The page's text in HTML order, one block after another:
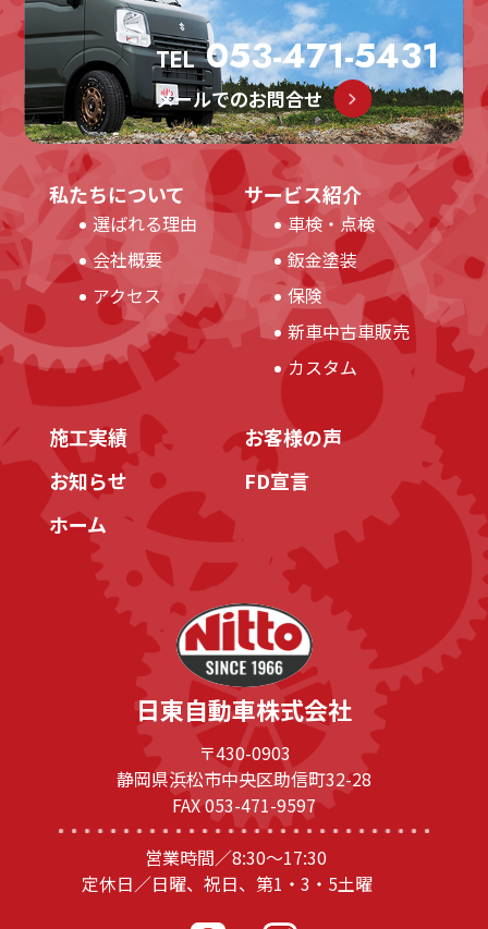
TEL053-471-5431
メールでのお問合せ
日東自動車株式会社
〒430-0903
静岡県浜松市中央区助信町32-28
FAX 053-471-9597
営業時間／8:30～17:30
定休日／日曜、祝日、第1・3・5土曜
私たちについて
選ばれる理由
会社概要
アクセス
サービス紹介
車検・点検
鈑金塗装
保険
新車中古車販売
カスタム
施工実績
お客様の声
お知らせ
FD宣言
ホーム